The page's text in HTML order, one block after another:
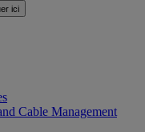
ici
Cable Management